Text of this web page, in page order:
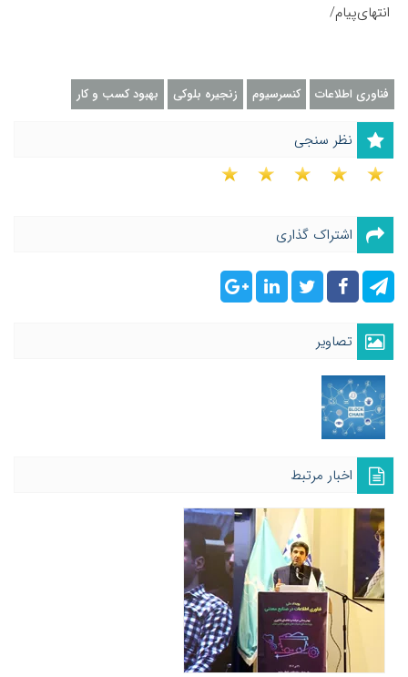
انتهای‌پیام/
فناوری اطلاعات کنسرسیوم زنجیره بلوکی بهبود کسب و کار
نظر سنجی
اشتراک گذاری
تصاویر
اخبار مرتبط